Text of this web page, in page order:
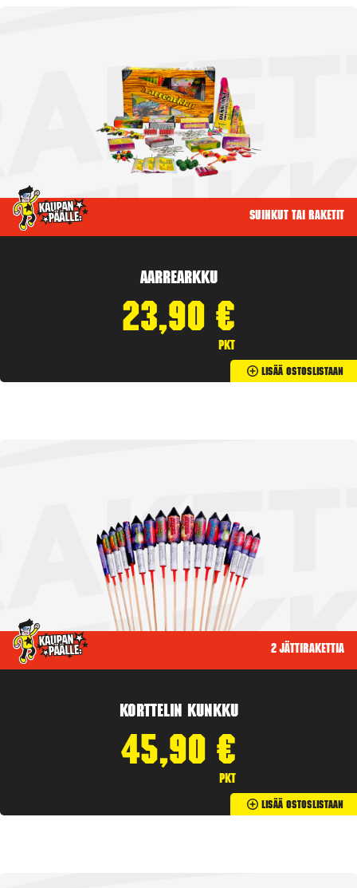
Suihkut tai raketit
Aarrearkku
23,90 €
pkt
Lisää Ostoslistaan
2 jättirakettia
Korttelin kunkku
45,90 €
pkt
Lisää Ostoslistaan